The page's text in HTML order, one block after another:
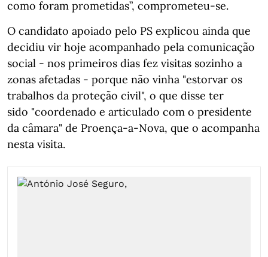
como foram prometidas”, comprometeu-se.
O candidato apoiado pelo PS explicou ainda que
decidiu vir hoje acompanhado pela comunicação
social - nos primeiros dias fez visitas sozinho a
zonas afetadas - porque não vinha "estorvar os
trabalhos da proteção civil", o que disse ter
sido "coordenado e articulado com o presidente
da câmara" de Proença-a-Nova, que o acompanha
nesta visita.